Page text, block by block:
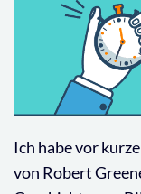
Ich habe vor
von Robert